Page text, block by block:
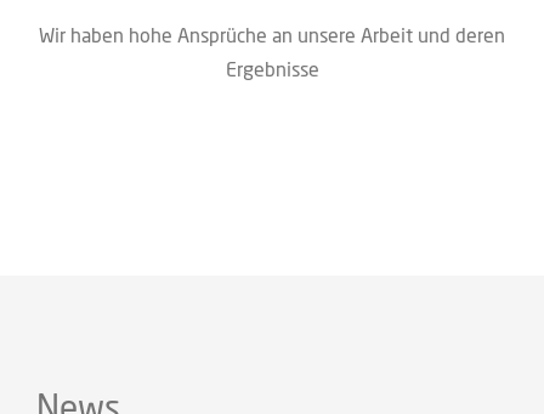
Wir haben hohe Ansprü­che an unse­re Arbeit und deren
Ergebnisse